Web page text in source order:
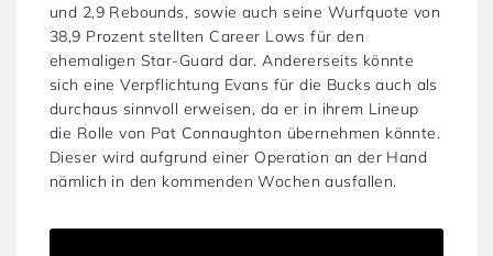
und 2,9 Rebounds, sowie auch seine Wurfquote von
38,9 Prozent stellten Career Lows für den
ehemaligen Star-Guard dar. Andererseits könnte
sich eine Verpflichtung Evans für die Bucks auch als
durchaus sinnvoll erweisen, da er in ihrem Lineup
die Rolle von Pat Connaughton übernehmen könnte.
Dieser wird aufgrund einer Operation an der Hand
nämlich in den kommenden Wochen ausfallen.